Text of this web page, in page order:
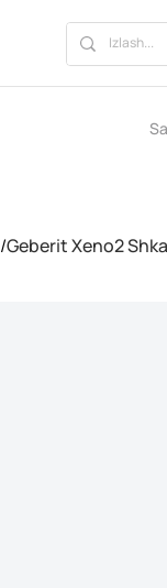
/Geberit Xeno2